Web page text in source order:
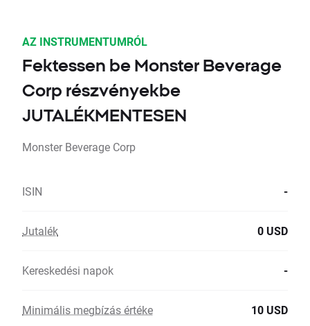
AZ INSTRUMENTUMRÓL
Fektessen be Monster Beverage
Corp részvényekbe
JUTALÉKMENTESEN
Monster Beverage Corp
ISIN -
Jutalék 0 USD
Kereskedési napok -
Minimális megbízás értéke 10 USD